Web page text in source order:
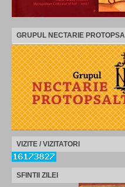
GRUPUL NECTARIE
VIZITE / VIZITATORI
SFINTII ZILEI